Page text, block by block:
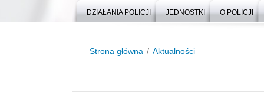
DZIAŁANIA POLICJI JEDNOSTKI O POLICJI
Strona główna Aktualności